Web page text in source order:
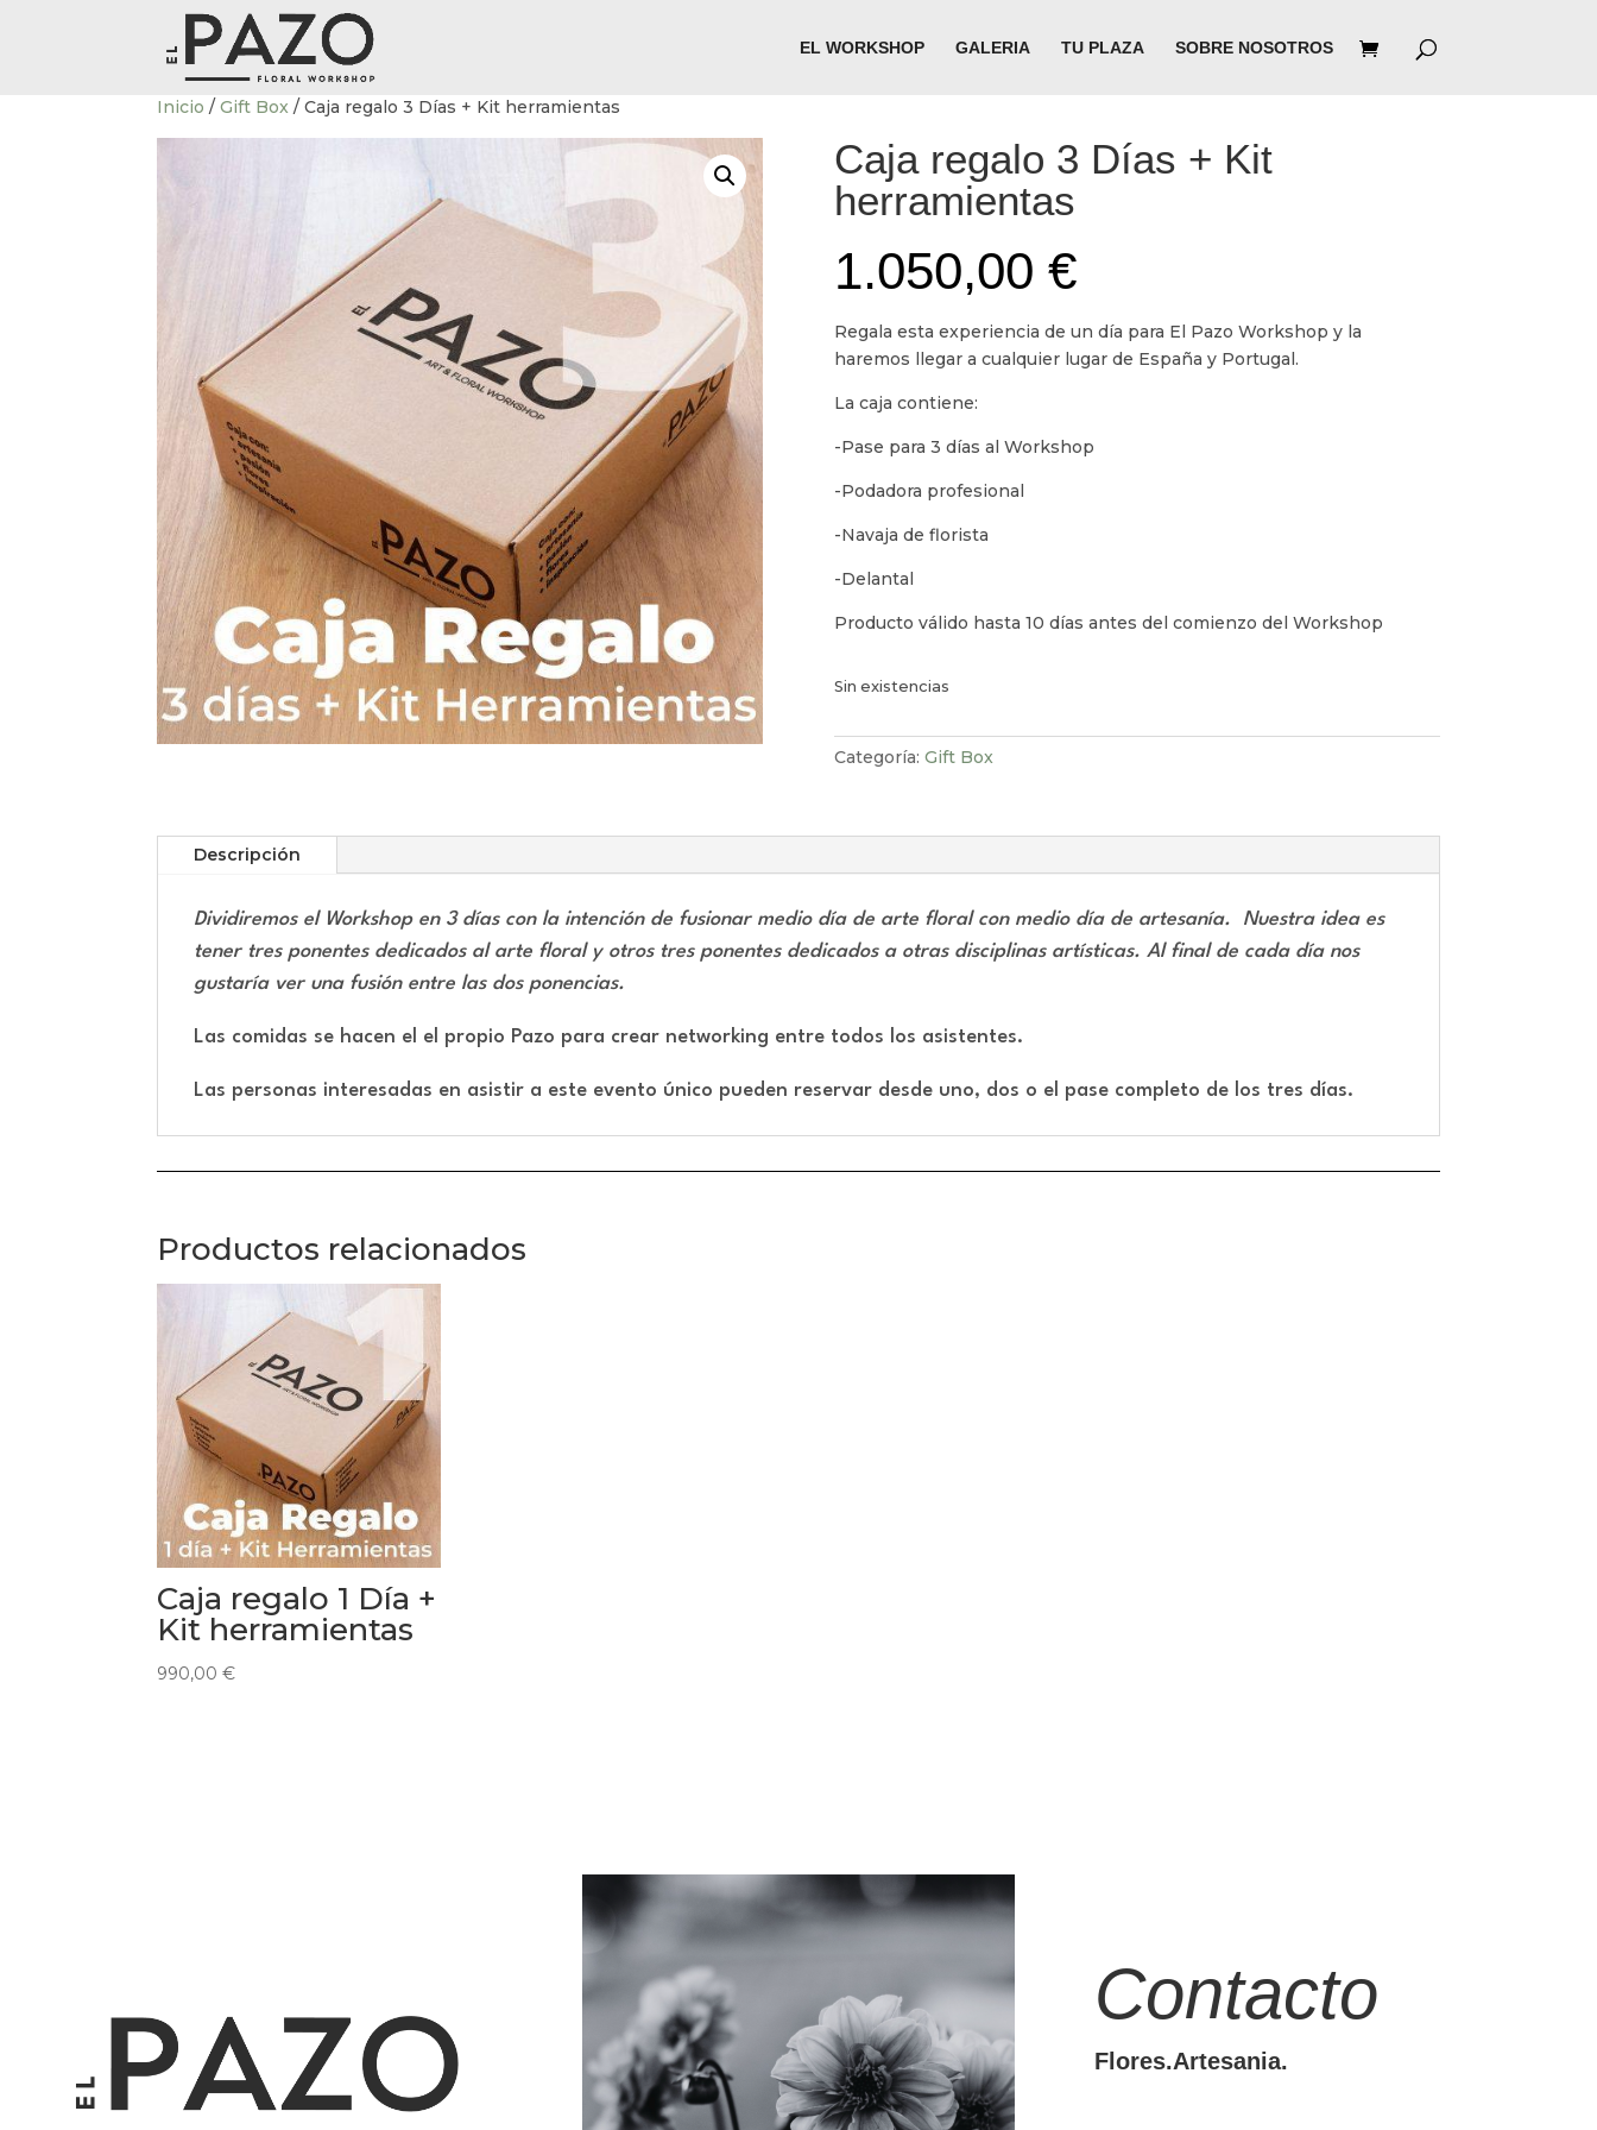
EL WORKSHOP GALERIA TU PLAZA SOBRE NOSOTROS
Inicio / Gift Box / Caja regalo 3 Días + Kit herramientas
Caja regalo 3 Días + Kit
herramientas
1.050,00 €
Regala esta experiencia de un día para El Pazo Workshop y la
haremos llegar a cualquier lugar de España y Portugal.
La caja contiene:
-Pase para 3 días al Workshop
-Podadora profesional
-Navaja de florista
-Delantal
Producto válido hasta 10 días antes del comienzo del Workshop
Sin existencias
Categoría: Gift Box
Descripción
Dividiremos el Workshop en 3 días con la intención de fusionar medio día de arte floral con medio día de artesanía. Nuestra idea es
tener tres ponentes dedicados al arte floral y otros tres ponentes dedicados a otras disciplinas artísticas. Al final de cada día nos
gustaría ver una fusión entre las dos ponencias.
Las comidas se hacen el el propio Pazo para crear networking entre todos los asistentes.
Las personas interesadas en asistir a este evento único pueden reservar desde uno, dos o el pase completo de los tres días.
Productos relacionados
Caja regalo 1 Día +
Kit herramientas
990,00 €
Contacto
Flores.Artesania.